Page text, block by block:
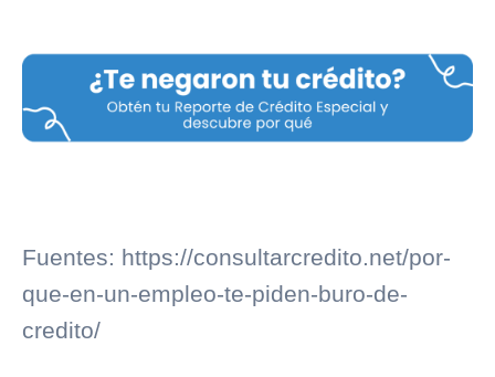
Fuentes: https://consultarcredito.net/por-
que-en-un-empleo-te-piden-buro-de-
credito/